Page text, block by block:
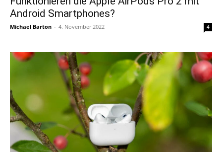
Android Smartphones?
Michael Barton - 4. November 2022 4